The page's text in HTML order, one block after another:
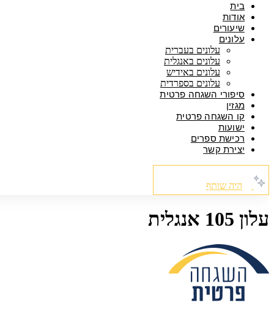
בית
אודות
שיעורים
עלונים
עלונים בעברית
עלונים באנגלית
עלונים באידיש
עלונים בספרדית
סיפורי השגחה פרטית
מגזין
קו השגחה פרטית
ישועות
רכישת ספרים
יצירת קשר
היה שותף
עלון 105 אנגלית